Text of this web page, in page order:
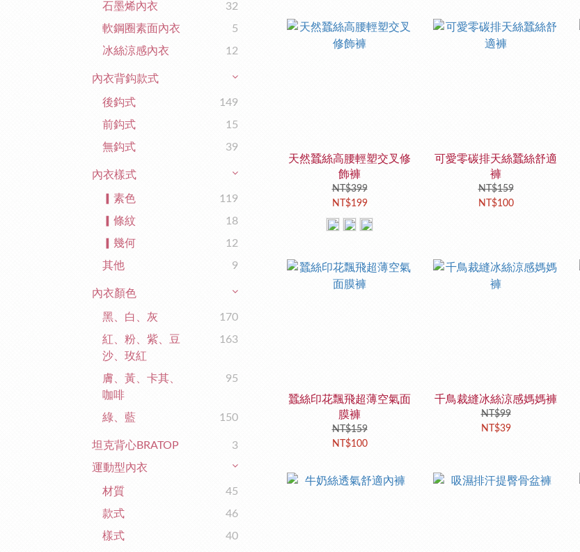
石墨烯內衣
32
軟鋼圈素面內衣
5
冰絲涼感內衣
12
內衣背鈎款式
後鈎式
149
前鈎式
15
無鈎式
39
內衣樣式
▎素色
119
▎條紋
18
▎幾何
12
其他
9
內衣顏色
黑、白、灰
170
紅、粉、紫、豆
沙、玫紅
163
膚、黃、卡其、
咖啡
95
綠、藍 150
坦克背心BRATOP
3
運動型內衣
材質
45
款式
46
樣式
40
天然蠶絲高腰輕塑交叉修
飾褲
NT$399
NT$199
可愛零碳排天絲蠶絲舒適
褲
NT$159
NT$100
蠶絲印花飄飛超薄空氣面
膜褲
NT$159
NT$100
千鳥裁縫冰絲涼感媽媽褲
NT$99
NT$39